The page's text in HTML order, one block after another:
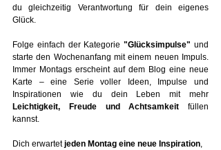
du gleichzeitig Verantwortung für dein eigenes
Glück.
Folge einfach der Kategorie "Glücksimpulse" und
starte den Wochenanfang mit einem neuen Impuls.
Immer Montags erscheint auf dem Blog eine neue
Karte – eine Serie voller Ideen, Impulse und
Leichtigkeit, Freude und Achtsamkeit füllen
kannst.
Dich erwartet jeden Montag eine neue Inspiration,